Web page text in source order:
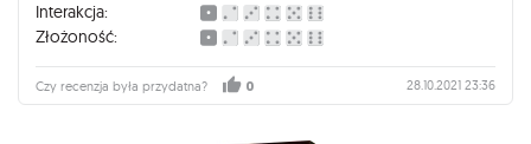
Interakcja:
Złożoność:
Czy recenzja była przydatna? 0 28.10.2021 23:36